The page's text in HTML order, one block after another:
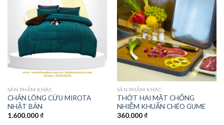
Add to
wishlist
SẢN PHẨM KHÁC
CHĂN LÔNG CỪU MIROTA
NHẬT BẢN
1.600.000₫
SẢN PHẨM KHÁC
THỚT HAI MẶT CHỐNG
NHIỄM KHUẨN CHÉO GUME
360.000₫